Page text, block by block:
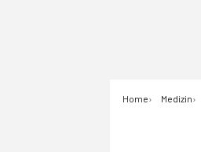
Home Medizin